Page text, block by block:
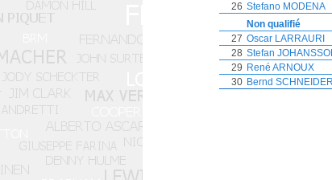
26 Stefano MODENA
Non qualifié
27 Oscar LARRAURI
28 Stefan
29 René ARNOUX
30 Bernd SCHNEIDER